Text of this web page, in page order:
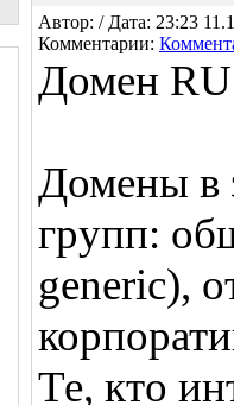
Автор: / Дата: 23:23
Комментарии:
Домен RU
Домены в
групп:
generic),
Те, кто